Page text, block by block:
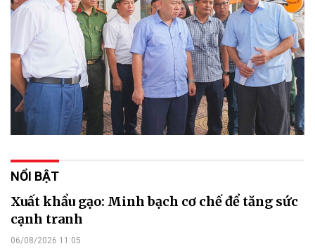
NỔI BẬT
Xuất khẩu gạo: Minh bạch cơ chế để tăng sức
cạnh tranh
06/08/2026 11:05